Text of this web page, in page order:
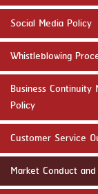
Activities
CSR
PROGRAM
Career
Opportunity
Contact
Social Media Policy
Whistleblowing
Business Continuity
Policy
Customer Service
Market Conduct